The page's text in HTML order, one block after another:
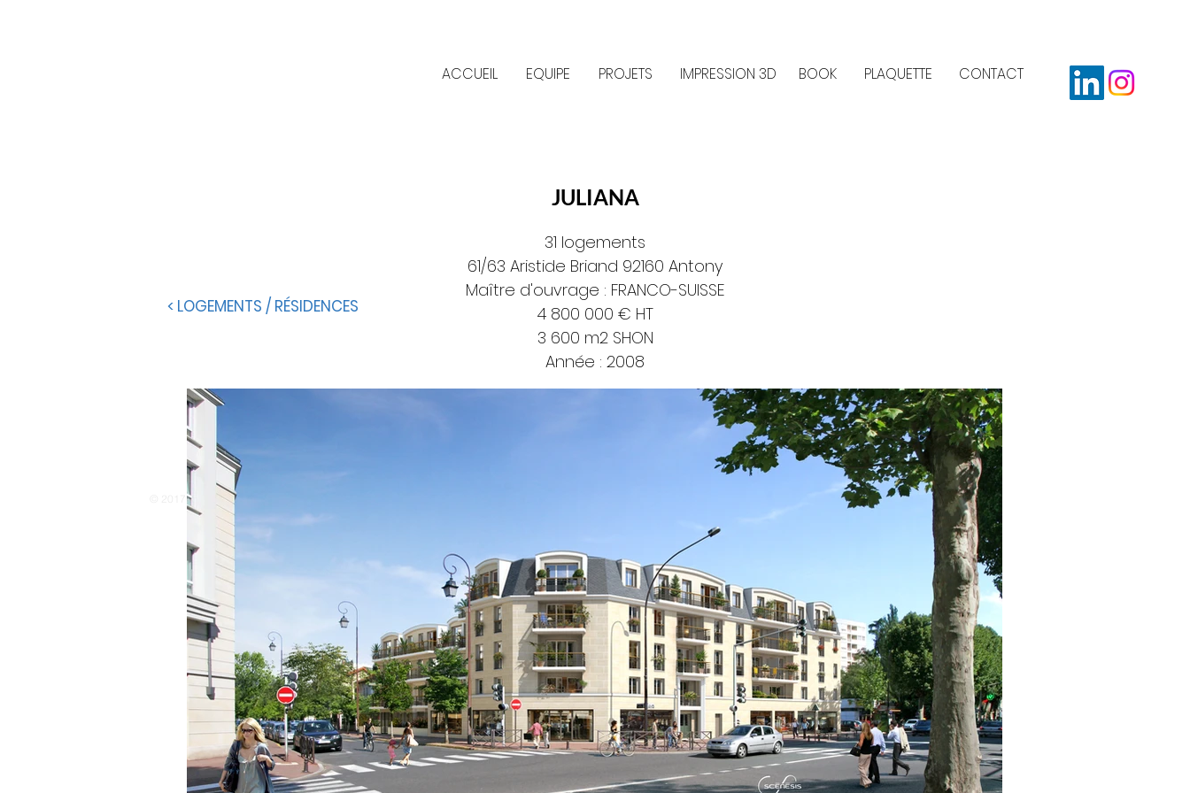
ACCUEIL EQUIPE PROJETS IMPRESSION 3D CONTACT
BOOK PLAQUETTE
JULIANA
< LOGEMENTS / RÉSIDENCES
31 logements
61/63 Aristide Briand 92160 Antony
Maître d'ouvrage : FRANCO-SUISSE
4 800 000 € HT
3 600 m2 SHON
Année : 2008
© 2017 by Spiral Atelier d'Architecture